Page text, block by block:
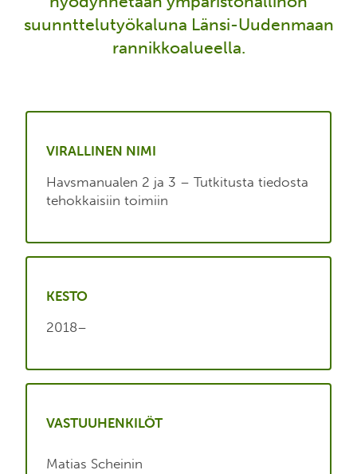
suunnttelutyökaluna Länsi-Uudenmaan
rannikkoalueella.
VIRALLINEN NIMI
Havsmanualen 2 ja 3 – Tutkitusta tiedosta
tehokkaisiin toimiin
KESTO
2018–
VASTUUHENKILÖT
Matias Scheinin